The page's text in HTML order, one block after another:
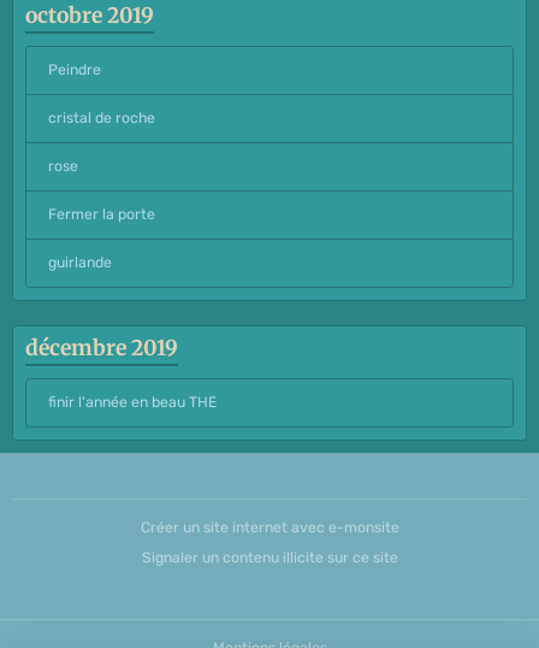
octobre 2019
Peindre
cristal de roche
rose
Fermer la porte
guirlande
décembre 2019
finir l'année en beau THE
Créer un site internet avec e-monsite
Signaler un contenu illicite sur ce site